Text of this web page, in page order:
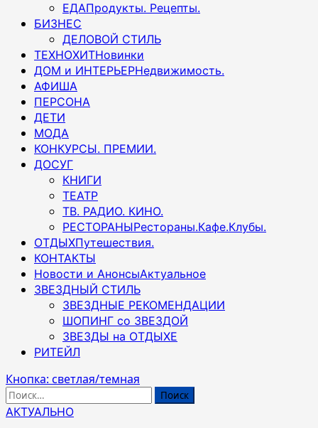
ЕДАПродукты. Рецепты.
БИЗНЕС
ДЕЛОВОЙ СТИЛЬ
ТЕХНОХИТНовинки
ДОМ и ИНТЕРЬЕРНедвижимость.
АФИША
ПЕРСОНА
ДЕТИ
МОДА
КОНКУРСЫ. ПРЕМИИ.
ДОСУГ
КНИГИ
ТЕАТР
ТВ. РАДИО. КИНО.
РЕСТОРАНЫРестораны.Кафе.Клубы.
ОТДЫХПутешествия.
КОНТАКТЫ
Новости и АнонсыАктуальное
ЗВЕЗДНЫЙ СТИЛЬ
ЗВЕЗДНЫЕ РЕКОМЕНДАЦИИ
ШОПИНГ со ЗВЕЗДОЙ
ЗВЕЗДЫ на ОТДЫХЕ
РИТЕЙЛ
Кнопка: светлая/темная
Найти:
АКТУАЛЬНО